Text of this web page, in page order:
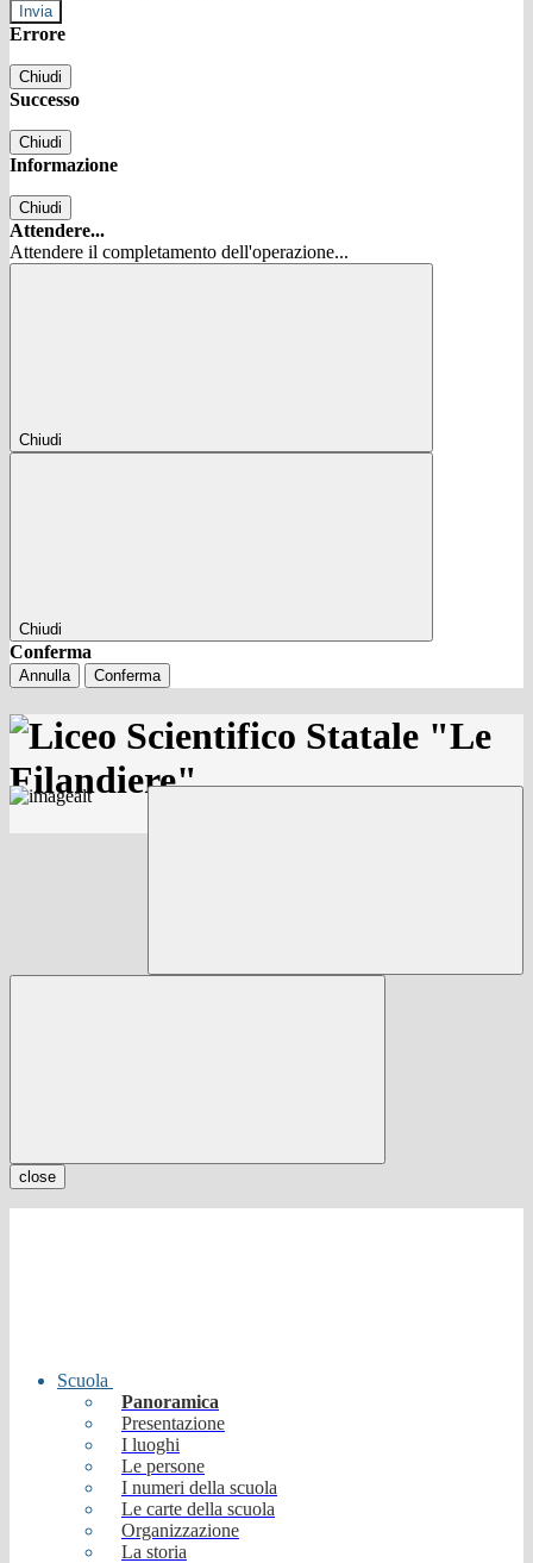
Errore
Chiudi
Successo
Chiudi
Informazione
Chiudi
Attendere...
Attendere il completamento dell'operazione...
Chiudi
Chiudi
Conferma
Annulla Conferma
close
Scuola
Panoramica
Presentazione
I luoghi
Le persone
I numeri della scuola
Le carte della scuola
Organizzazione
La storia